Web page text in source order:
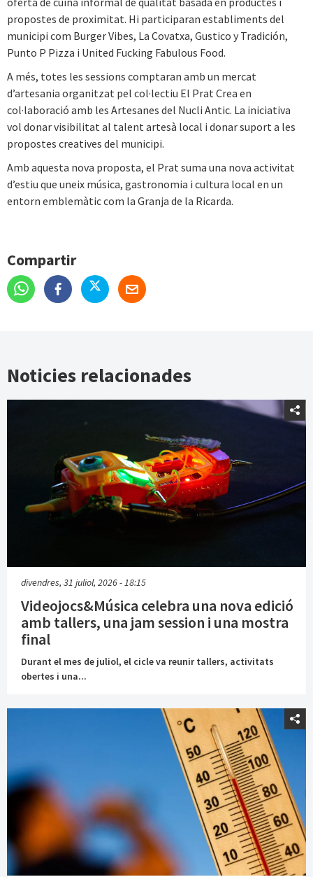
propostes de proximitat. Hi participaran establiments del
municipi com Burger Vibes, La Covatxa, Gustico y Tradición,
Punto P Pizza i United Fucking Fabulous Food.
A més, totes les sessions comptaran amb un mercat
d’artesania organitzat pel col·lectiu El Prat Crea en
col·laboració amb les Artesanes del Nucli Antic. La iniciativa
vol donar visibilitat al talent artesà local i donar suport a les
propostes creatives del municipi.
Amb aquesta nova proposta, el Prat suma una nova activitat
d’estiu que uneix música, gastronomia i cultura local en un
entorn emblemàtic com la Granja de la Ricarda.
Compartir
Noticies relacionades
divendres, 31 juliol, 2026 - 18:15
Videojocs&Música celebra una nova edició
amb tallers, una jam session i una mostra
final
Durant el mes de juliol, el cicle va reunir tallers, activitats
obertes i una...